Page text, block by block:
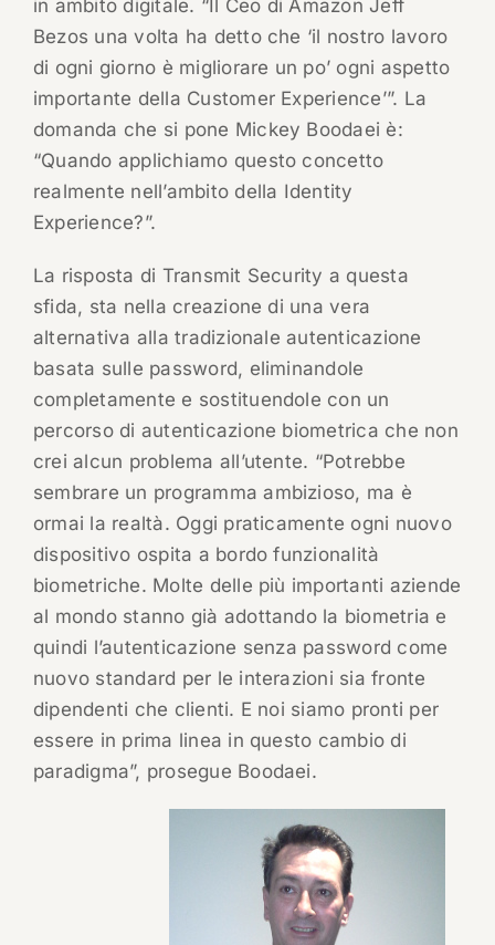
in ambito digitale. “Il Ceo di Amazon Jeff
Bezos una volta ha detto che ‘il nostro lavoro
di ogni giorno è migliorare un po’ ogni aspetto
importante della Customer Experience’”. La
domanda che si pone Mickey Boodaei è:
“Quando applichiamo questo concetto
realmente nell’ambito della Identity
Experience?”.
La risposta di Transmit Security a questa
sfida, sta nella creazione di una vera
alternativa alla tradizionale autenticazione
basata sulle password, eliminandole
completamente e sostituendole con un
percorso di autenticazione biometrica che non
crei alcun problema all’utente. “Potrebbe
sembrare un programma ambizioso, ma è
ormai la realtà. Oggi praticamente ogni nuovo
dispositivo ospita a bordo funzionalità
biometriche. Molte delle più importanti aziende
al mondo stanno già adottando la biometria e
quindi l’autenticazione senza password come
nuovo standard per le interazioni sia fronte
dipendenti che clienti. E noi siamo pronti per
essere in prima linea in questo cambio di
paradigma”, prosegue Boodaei.